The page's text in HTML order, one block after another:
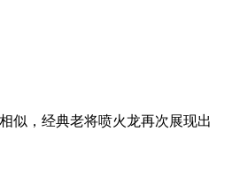
似，经典老将喷火龙再次展现出